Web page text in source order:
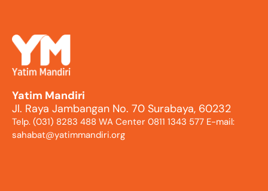
Yatim Mandiri
Jl. Raya Jambangan No. 70 Surabaya, 60232
Telp. (031) 8283 488 WA Center 0811 1343 577 E-mail:
sahabat@yatimmandiri.org